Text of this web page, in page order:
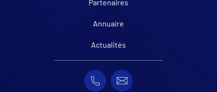
Partenaires
Annuaire
Actualités